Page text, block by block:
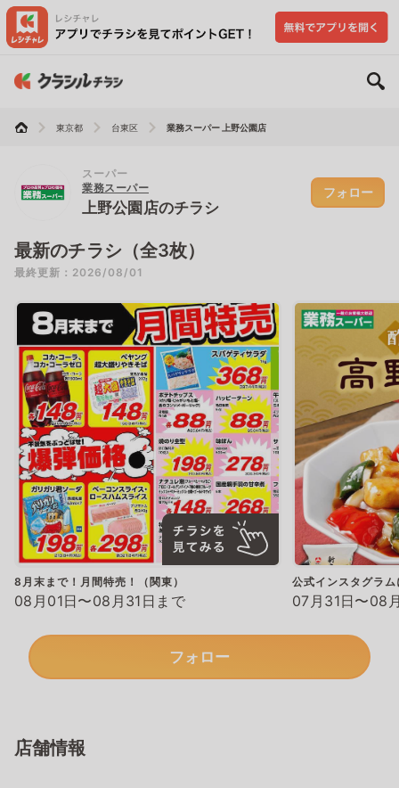
東京都 台東区 業務スーパー 上野公園店
スーパー
業務スーパー
上野公園店のチラシ
フォロー
最新のチラシ（全3枚）
最終更新：2026/08/01
8月末まで！月間特売！（関東）
08月01日〜08月31日まで
公式インスタグラ
07月31日〜08
フォロー
店舗情報